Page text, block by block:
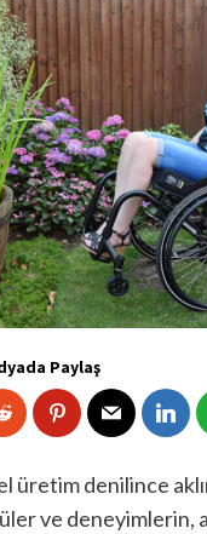
Paylaş
üretim denilince
ve deneyimlerin,